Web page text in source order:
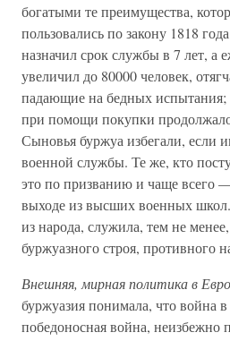
богатыми те преимущества,
пользовались по закону 1818
назначил срок службы в 7 лет, а
увеличил до 80000 человек,
падающие на бедных испытания;
при помощи покупки продолжало
Сыновья буржуа избегали, если
военной службы. Те же, кто
это по призванию и чаще всего
выходе из высших военных
из народа, служила, тем не
буржуазного строя, противного
Внешняя, мирная политика в
буржуазия понимала, что война
победоносная война, неизбежно